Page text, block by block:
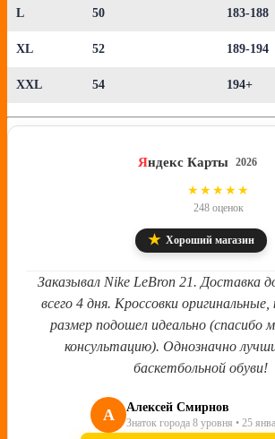
L 50 183-188
XL 52 189-194
XXL 54 194+
Яндекс Карты 2026
★★★★★
248 оценок
★ Хороший магазин
Заказывал Nike LeBron 21. Доставка
всего 4 дня. Кроссовки оригинальные,
размер подошел идеально (спасибо
консультацию). Однозначно
баскетбольной обуви!
А Алексей Смирнов
Знаток города 8 уровня • 25